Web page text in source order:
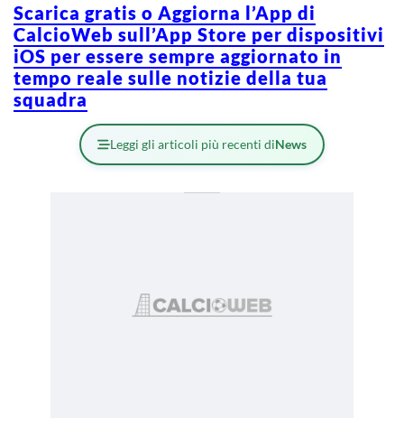
Scarica gratis o Aggiorna l’App di
CalcioWeb sull’App Store per dispositivi
iOS per essere sempre aggiornato in
tempo reale sulle notizie della tua
squadra
Leggi gli articoli più recenti diNews